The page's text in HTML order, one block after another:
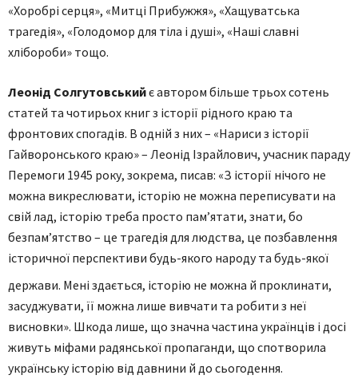
«Хоробрі серця», «Митці Прибужжя», «Хащуватська
трагедія», «Голодомор для тіла і душі», «Наші славні
хлібороби» тощо.
Леонід Солгутовськийє автором більше трьох сотень
статей та чотирьох книг з історії рідного краю та
фронтових спогадів. В одній з них – «Нариси з історії
Гайворонського краю» – Леонід Ізрайлович, учасник параду
Перемоги 1945 року, зокрема, писав: «З історії нічого не
можна викреслювати, історію не можна переписувати на
свій лад, історію треба просто пам’ятати, знати, бо
безпам’ятство – це трагедія для людства, це позбавлення
історичної перспективи будь-якого народу та будь-якої
держави. Мені здається, історію не можна й проклинати,
засуджувати, її можна лише вивчати та робити з неї
висновки». Шкода лише, що значна частина українців і досі
живуть міфами радянської пропаганди, що спотворила
українську історію від давнини й до сьогодення.